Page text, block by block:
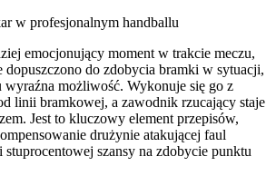
w profesjonalnym handballu
emocjonujący moment w trakcie meczu,
dopuszczono do zdobycia bramki w sytuacji,
wyraźna możliwość. Wykonuje się go z
linii bramkowej, a zawodnik rzucający staje
Jest to kluczowy element przepisów,
drużynie atakującej faul
stuprocentowej szansy na zdobycie punktu